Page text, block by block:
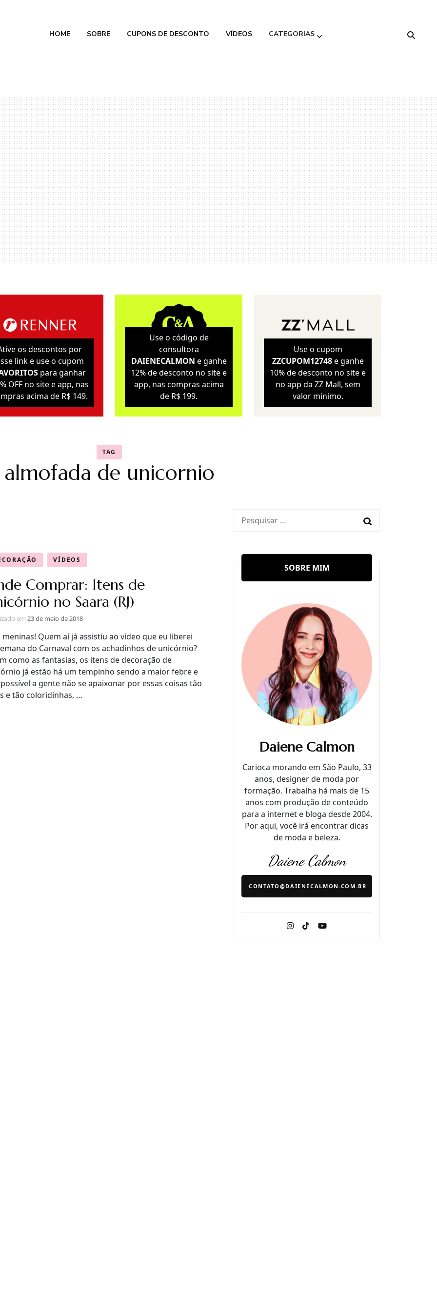
CalmonHOME SOBRE CUPONS DE DESCONTO VÍDEOS CATEGORIAS
Beleza
Decoração
Gastronomia
Moda
Variedades
Viagem
Sustentabilidade
Wellness
os descontos por
link e use o cupom
para ganhar
OFF no site e app, nas
acima de R$ 149.
Use o código de
consultora
DAIENECALMON e ganhe
12% de desconto no site e
app, nas compras acima
de R$ 199.
Use o cupom
ZZCUPOM12748e ganhe
10% de desconto no site e
no app da ZZ Mall, sem
valor mínimo.
TAG
almofada de unicornio
VÍDEOS
Comprar: Itens de
no Saara (RJ)
em 23 de maio de 2018
meninas! Quem aí já assistiu ao vídeo que eu liberei
do Carnaval com os achadinhos de unicórnio?
como as fantasias, os itens de decoração de
já estão há um tempinho sendo a maior febre e
a gente não se apaixonar por essas coisas tão
e tão coloridinhas, …
Pesquisar
SOBRE MIM
Daiene Calmon
Carioca morando em São Paulo, 33
anos, designer de moda por
formação. Trabalha há mais de 15
anos com produção de conteúdo
para a internet e bloga desde 2004.
Por aqui, você irá encontrar dicas
de moda e beleza.
Daiene Calmon
CONTATO@DAIENECALMON.COM.BR